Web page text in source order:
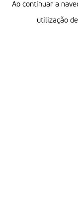
Ao continuar a
utilização